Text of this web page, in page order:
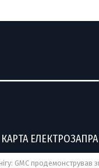
КАРТА
продемонстрував зимові тести електромобіля